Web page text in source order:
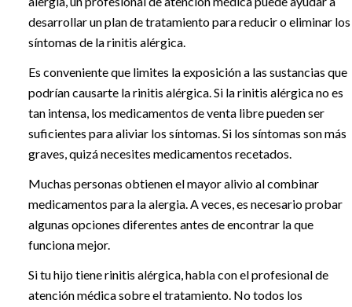
desarrollar un plan de tratamiento para reducir o eliminar los
síntomas de la rinitis alérgica.
Es conveniente que limites la exposición a las sustancias que
podrían causarte la rinitis alérgica. Si la rinitis alérgica no es
tan intensa, los medicamentos de venta libre pueden ser
suficientes para aliviar los síntomas. Si los síntomas son más
graves, quizá necesites medicamentos recetados.
Muchas personas obtienen el mayor alivio al combinar
medicamentos para la alergia. A veces, es necesario probar
algunas opciones diferentes antes de encontrar la que
funciona mejor.
Si tu hijo tiene rinitis alérgica, habla con el profesional de
atención médica sobre el tratamiento. No todos los